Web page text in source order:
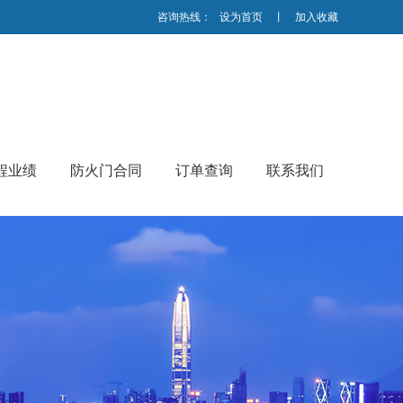
咨询热线： 设为首页 加入收藏
业绩 防火门合同 订单查询 联系我们